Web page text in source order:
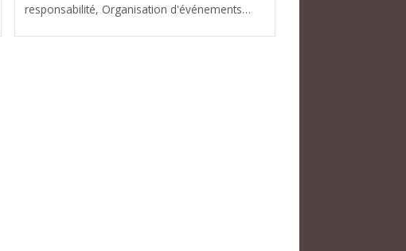
responsabilité, Organisation d'événements…